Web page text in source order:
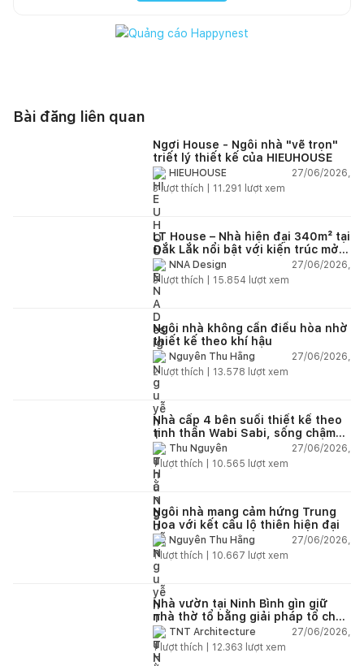
Bài đăng liên quan
Ngơi House - Ngôi nhà "vẽ trọn"
triết lý thiết kế của HIEUHOUSE
HIEUHOUSE
27/06/2026,
3lượt thích | 11.291 lượt xem
LT House – Nhà hiện đại 340m² tại
Đắk Lắk nổi bật với kiến trúc mở
và hệ sân vườn kết nối thiên
nhiên
NNA Design
27/06/2026,
3lượt thích | 15.854 lượt xem
Ngôi nhà không cần điều hòa nhờ
thiết kế theo khí hậu
Nguyễn Thu Hằng
27/06/2026,
2lượt thích | 13.578 lượt xem
Nhà cấp 4 bên suối thiết kế theo
tinh thần Wabi Sabi, sống chậm
giữa thiên nhiên
Thu Nguyễn
27/06/2026,
1lượt thích | 10.565 lượt xem
Ngôi nhà mang cảm hứng Trung
Hoa với kết cấu lộ thiên hiện đại
Nguyễn Thu Hằng
27/06/2026,
1lượt thích | 10.667 lượt xem
Nhà vườn tại Ninh Bình gìn giữ
nhà thờ tổ bằng giải pháp tổ chức
lại không gian
TNT Architecture
27/06/2026,
1lượt thích | 12.363 lượt xem